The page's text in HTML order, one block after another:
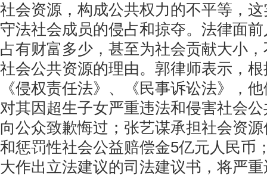
社会资源，构成公共权力的不平等，
守法社会成员的侵占和掠夺。法律面
占有财富多少，甚至为社会贡献大小
社会公共资源的理由。郭律师表示，
《侵权责任法》、《民事诉讼法》，
对其因超生子女严重违法和侵害社会
向公众致歉悔过；张艺谋承担社会资
和惩罚性社会公益赔偿金5亿元人民币
大作出立法建议的司法建议书，将严